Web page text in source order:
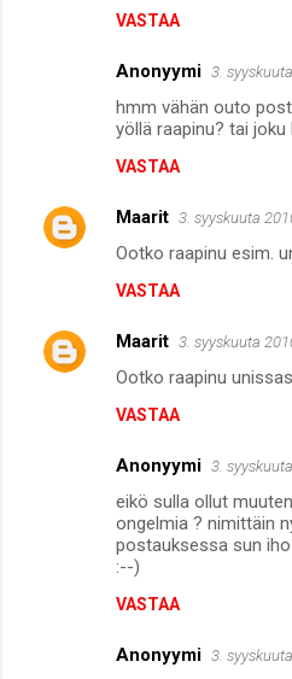
VASTAA
Anonyymi 3.
hmm vähän outo
yöllä raapinu? tai
VASTAA
Maarit 3. syyskuuta
Ootko raapinu esim.
VASTAA
Maarit 3. syyskuuta
Ootko raapinu
VASTAA
Anonyymi 3.
eikö sulla ollut
ongelmia ? nimittäin
postauksessa sun
:--)
VASTAA
Anonyymi 3.